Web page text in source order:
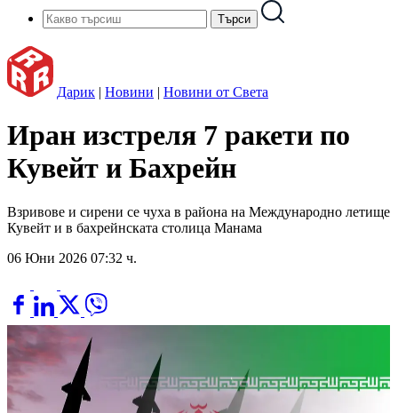
Дарик | Новини | Новини от Света
Иран изстреля 7 ракети по
Кувейт и Бахрейн
Взривове и сирени се чуха в района на Международно летище
Кувейт и в бахрейнската столица Манама
06 Юни 2026 07:32 ч.